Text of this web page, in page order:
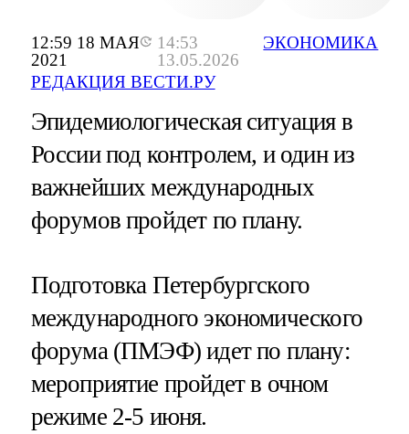
12:59 18 МАЯ
2021
14:53
13.05.2026
РЕДАКЦИЯ ВЕСТИ.РУ
ЭКОНОМИКА
Эпидемиологическая ситуация в
России под контролем, и один из
важнейших международных
форумов пройдет по плану.
Подготовка Петербургского
международного экономического
форума (ПМЭФ) идет по плану:
мероприятие пройдет в очном
режиме 2-5 июня.